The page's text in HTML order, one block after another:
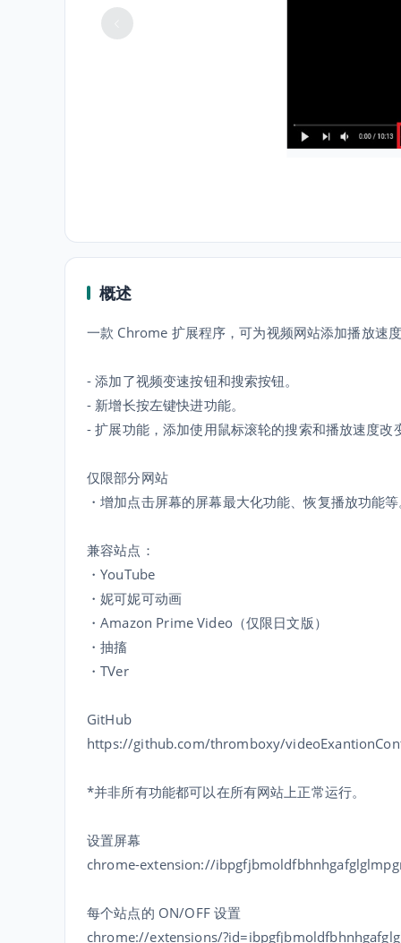
概述
一款 Chrome 扩展程序，可为视频网站添加播放速
- 添加了视频变速按钮和搜索按钮。
- 新增长按左键快进功能。
- 扩展功能，添加使用鼠标滚轮的搜索和播放速度改
仅限部分网站
・增加点击屏幕的屏幕最大化功能、恢复播放功能等
兼容站点：
・YouTube
・妮可妮可动画
・Amazon Prime Video（仅限日文版）
・抽搐
・TVer
GitHub
https://github.com/thromboxy/
*并非所有功能都可以在所有网站上正常运行。
设置屏幕
chrome-extension://
每个站点的 ON/OFF 设置
chrome://extensions/